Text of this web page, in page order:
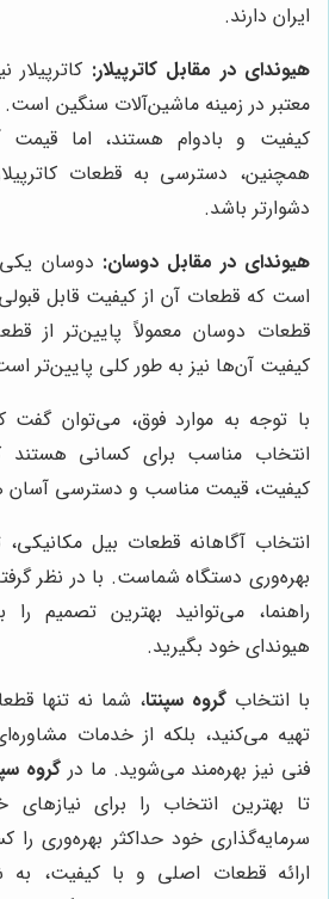
ایران دارند.
هیوندای در مقابل کاترپیلار:
معتبر در زمینه ماشین‌آلات سنگین است.
کیفیت و بادوام هستند، اما قیمت
همچنین، دسترسی به قطعات
دشوارتر باشد.
هیوندای در مقابل دوسان: دوسان یکی
است که قطعات آن از کیفیت قابل
قطعات دوسان معمولاً پایین‌تر از
کیفیت آن‌ها نیز به طور کلی پایین‌تر
با توجه به موارد فوق، می‌توان
انتخاب مناسب برای کسانی هستند
کیفیت، قیمت مناسب و دسترسی آسان
انتخاب آگاهانه قطعات بیل
بهره‌وری دستگاه شماست. با در نظر
راهنما، می‌توانید بهترین تصمیم
هیوندای خود بگیرید.
با انتخاب گروه سپنتا، شما نه تنها
تهیه می‌کنید، بلکه از خدمات
فنی نیز بهره‌مند می‌شوید. ما در گروه
تا بهترین انتخاب را برای
سرمایه‌گذاری خود حداکثر بهره‌وری را
ارائه قطعات اصلی و با کیفیت،